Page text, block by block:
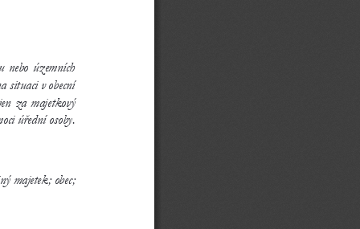
nebo územních
situaci v    obecní
jen za
majetkový
úřední osoby.
majetek; obec;